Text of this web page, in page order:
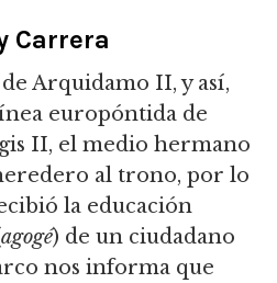
Carrera
Arquidamo II, y así,
europóntida de
II, el medio hermano
al trono, por lo
la educación
agogé) de un ciudadano
nos informa que